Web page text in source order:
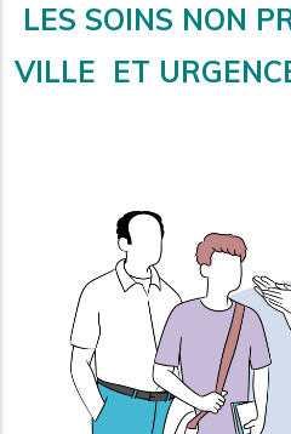
LES SOINS NON
VILLE ET